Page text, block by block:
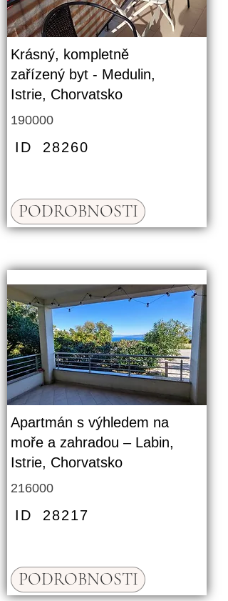
Krásný, kompletně
zařízený byt - Medulin,
Istrie, Chorvatsko
190000
ID 28260
PODROBNOSTI
Apartmán s výhledem na
moře a zahradou – Labin,
Istrie, Chorvatsko
216000
ID 28217
PODROBNOSTI